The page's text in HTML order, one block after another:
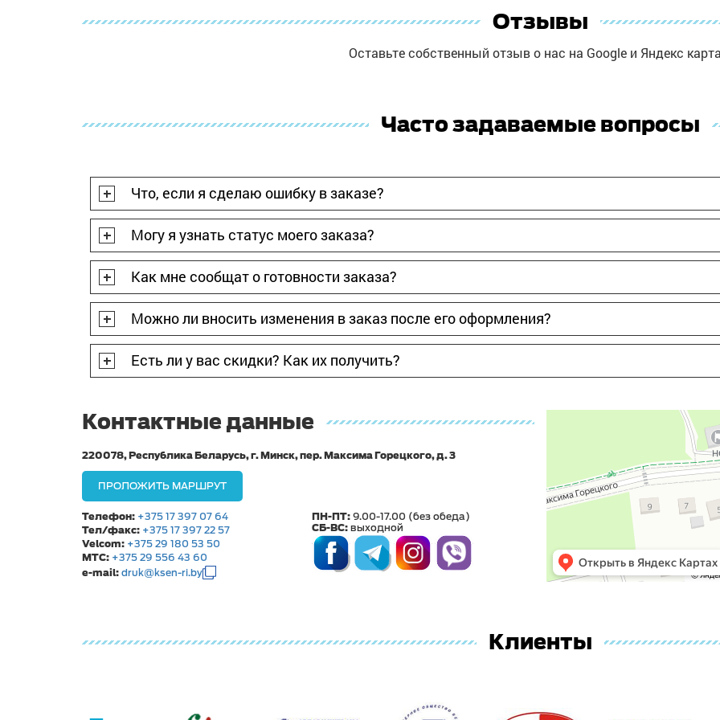
Отзывы
Оставьте собственный отзыв о нас на Google и Яндекс
Часто задаваемые вопросы
Что, если я сделаю ошибку в заказе?
Могу я узнать статус моего заказа?
Как мне сообщат о готовности заказа?
Можно ли вносить изменения в заказ после его оформления?
Есть ли у вас скидки? Как их получить?
Контактные данные
220078, Республика Беларусь, г. Минск, пер. Максима Горецкого, д. 3
ПРОЛОЖИТЬ МАРШРУТ
Телефон: +375 17 397 07 64
Тел/факс: +375 17 397 22 57
Velcom: +375 29 180 53 50
МТС: +375 29 556 43 60
e-mail: druk@ksen-ri.by
ПН-ПТ: 9.00-17.00 (без обеда)
СБ-ВС: выходной
Клиенты